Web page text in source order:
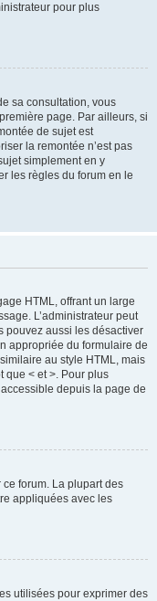
pour plus
sa consultation, vous
page. Par ailleurs, si
de sujet est
la remontée n’est pas
simplement en y
les règles du forum en le
HTML, offrant un large
L’administrateur peut
pouvez aussi les désactiver
appropriée du formulaire de
au style HTML, mais
que < et >. Pour plus
depuis la page de
ce forum. La plupart des
appliquées avec les
utilisées pour exprimer des